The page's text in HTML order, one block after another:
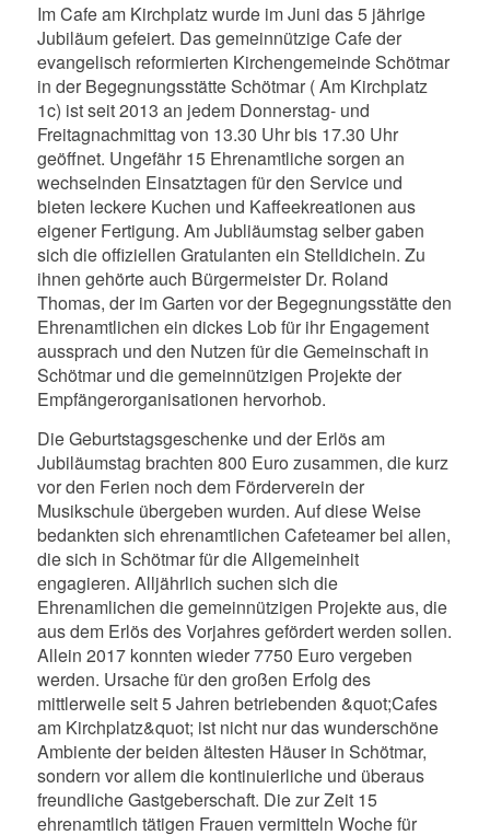
Im Cafe am Kirchplatz wurde im Juni das 5 jährige
Jubiläum gefeiert. Das gemeinnützige Cafe der
evangelisch reformierten Kirchengemeinde Schötmar
in der Begegnungsstätte Schötmar ( Am Kirchplatz
1c) ist seit 2013 an jedem Donnerstag- und
Freitagnachmittag von 13.30 Uhr bis 17.30 Uhr
geöffnet. Ungefähr 15 Ehrenamtliche sorgen an
wechselnden Einsatztagen für den Service und
bieten leckere Kuchen und Kaffeekreationen aus
eigener Fertigung. Am Jubliäumstag selber gaben
sich die offiziellen Gratulanten ein Stelldichein. Zu
ihnen gehörte auch Bürgermeister Dr. Roland
Thomas, der im Garten vor der Begegnungsstätte den
Ehrenamtlichen ein dickes Lob für ihr Engagement
aussprach und den Nutzen für die Gemeinschaft in
Schötmar und die gemeinnützigen Projekte der
Empfängerorganisationen hervorhob.
Die Geburtstagsgeschenke und der Erlös am
Jubiläumstag brachten 800 Euro zusammen, die kurz
vor den Ferien noch dem Förderverein der
Musikschule übergeben wurden. Auf diese Weise
bedankten sich ehrenamtlichen Cafeteamer bei allen,
die sich in Schötmar für die Allgemeinheit
engagieren. Alljährlich suchen sich die
Ehrenamlichen die gemeinnützigen Projekte aus, die
aus dem Erlös des Vorjahres gefördert werden sollen.
Allein 2017 konnten wieder 7750 Euro vergeben
werden. Ursache für den großen Erfolg des
mittlerweile seit 5 Jahren betriebenden &quot;Cafes
am Kirchplatz&quot; ist nicht nur das wunderschöne
Ambiente der beiden ältesten Häuser in Schötmar,
sondern vor allem die kontinuierliche und überaus
freundliche Gastgeberschaft. Die zur Zeit 15
ehrenamtlich tätigen Frauen vermitteln Woche für